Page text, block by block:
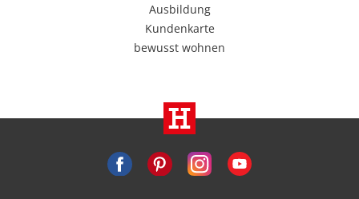
Ausbildung
Kundenkarte
bewusst wohnen